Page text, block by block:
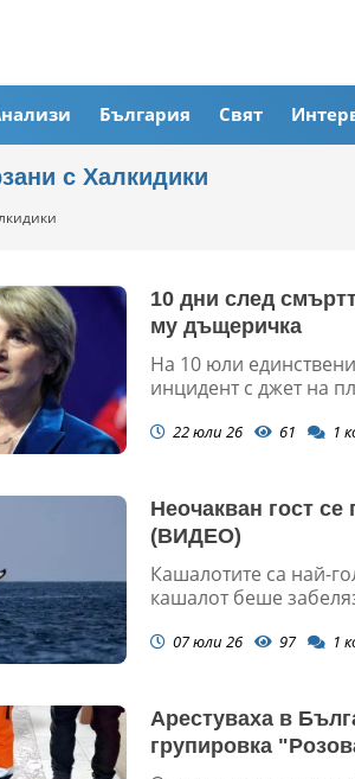
България Свят
с Халкидики
10 дни след
му дъщеричка
На 10 юли
инцидент с джет на
22 юли 26 61 1
Неочакван гост се
(ВИДЕО)
Кашалотите са най-
кашалот беше
07 юли 26 97 1
Арестуваха в
групировка